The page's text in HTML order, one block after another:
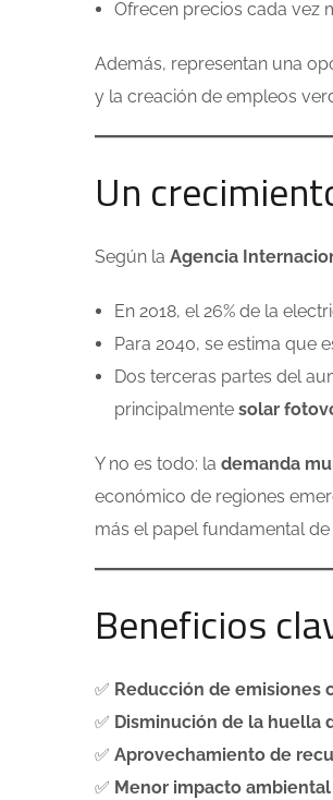
Ofrecen precios cada vez
Además, representan una
y la creación de empleos
Un
Según la Agencia
En 2018, el 26% de la
Para 2040, se estima que
Dos terceras partes del
principalmente solar
Y no es todo: la demanda
económico de regiones
más el papel fundamental
Beneficios
✅ Reducción de emisiones
✅ Disminución de la huella
✅ Aprovechamiento de
✅ Menor impacto ambiental